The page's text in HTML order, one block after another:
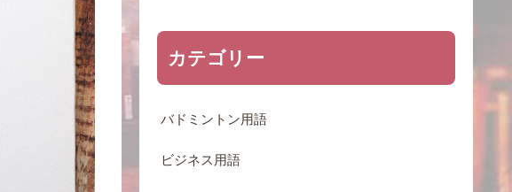
カテゴリー
バドミントン用語
ビジネス用語